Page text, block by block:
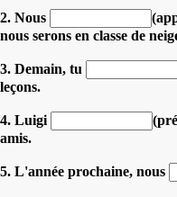
2. Nous
nous serons en classe de
3. Demain, tu
leçons.
4. Luigi
amis.
5. L'année prochaine, nous